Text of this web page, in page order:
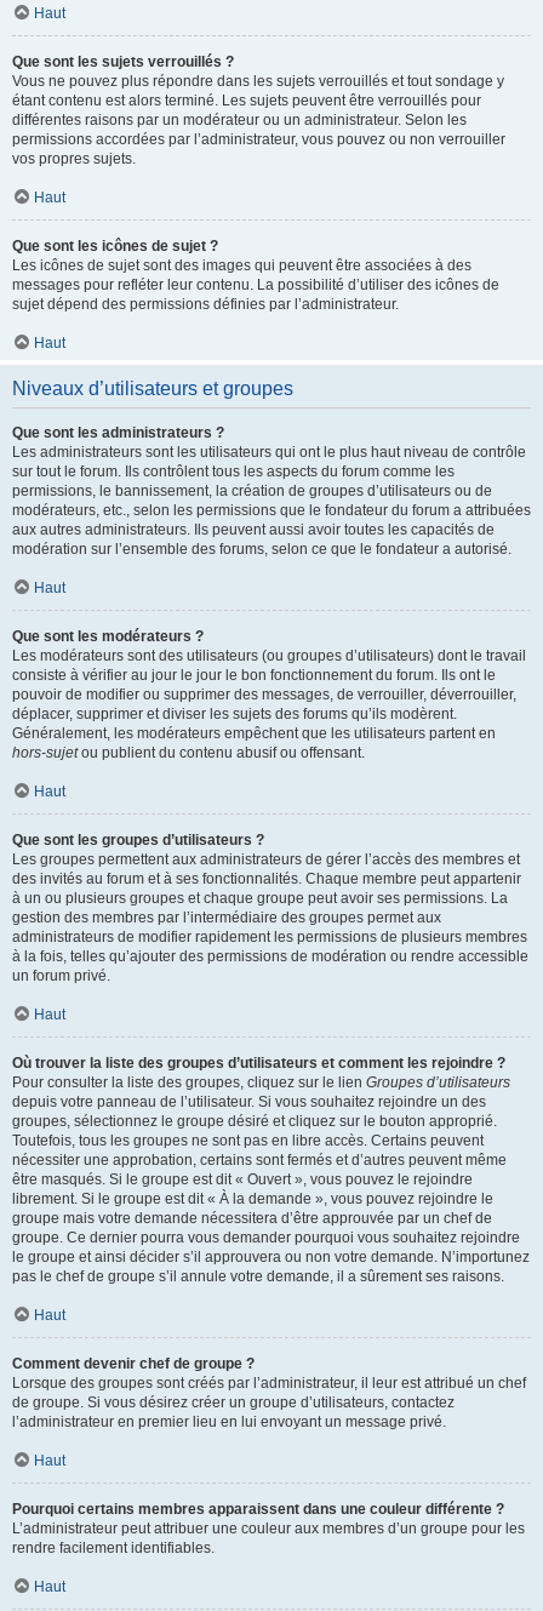
Haut
Que sont les sujets verrouillés ?
Vous ne pouvez plus répondre dans les sujets verrouillés et tout sondage y
étant contenu est alors terminé. Les sujets peuvent être verrouillés pour
différentes raisons par un modérateur ou un administrateur. Selon les
permissions accordées par l’administrateur, vous pouvez ou non verrouiller
vos propres sujets.
Haut
Que sont les icônes de sujet ?
Les icônes de sujet sont des images qui peuvent être associées à des
messages pour refléter leur contenu. La possibilité d’utiliser des icônes de
sujet dépend des permissions définies par l’administrateur.
Haut
Niveaux d’utilisateurs et groupes
Que sont les administrateurs ?
Les administrateurs sont les utilisateurs qui ont le plus haut niveau de contrôle
sur tout le forum. Ils contrôlent tous les aspects du forum comme les
permissions, le bannissement, la création de groupes d’utilisateurs ou de
modérateurs, etc., selon les permissions que le fondateur du forum a attribuées
aux autres administrateurs. Ils peuvent aussi avoir toutes les capacités de
modération sur l’ensemble des forums, selon ce que le fondateur a autorisé.
Haut
Que sont les modérateurs ?
Les modérateurs sont des utilisateurs (ou groupes d’utilisateurs) dont le travail
consiste à vérifier au jour le jour le bon fonctionnement du forum. Ils ont le
pouvoir de modifier ou supprimer des messages, de verrouiller, déverrouiller,
déplacer, supprimer et diviser les sujets des forums qu’ils modèrent.
Généralement, les modérateurs empêchent que les utilisateurs partent en
hors-sujetou publient du contenu abusif ou offensant.
Haut
Que sont les groupes d’utilisateurs ?
Les groupes permettent aux administrateurs de gérer l’accès des membres et
des invités au forum et à ses fonctionnalités. Chaque membre peut appartenir
à un ou plusieurs groupes et chaque groupe peut avoir ses permissions. La
gestion des membres par l’intermédiaire des groupes permet aux
administrateurs de modifier rapidement les permissions de plusieurs membres
à la fois, telles qu’ajouter des permissions de modération ou rendre accessible
un forum privé.
Haut
Où trouver la liste des groupes d’utilisateurs et comment les rejoindre ?
Pour consulter la liste des groupes, cliquez sur le lien Groupes d’utilisateurs
depuis votre panneau de l’utilisateur. Si vous souhaitez rejoindre un des
groupes, sélectionnez le groupe désiré et cliquez sur le bouton approprié.
Toutefois, tous les groupes ne sont pas en libre accès. Certains peuvent
nécessiter une approbation, certains sont fermés et d’autres peuvent même
être masqués. Si le groupe est dit « Ouvert », vous pouvez le rejoindre
librement. Si le groupe est dit « À la demande », vous pouvez rejoindre le
groupe mais votre demande nécessitera d’être approuvée par un chef de
groupe. Ce dernier pourra vous demander pourquoi vous souhaitez rejoindre
le groupe et ainsi décider s’il approuvera ou non votre demande. N’importunez
pas le chef de groupe s’il annule votre demande, il a sûrement ses raisons.
Haut
Comment devenir chef de groupe ?
Lorsque des groupes sont créés par l’administrateur, il leur est attribué un chef
de groupe. Si vous désirez créer un groupe d’utilisateurs, contactez
l’administrateur en premier lieu en lui envoyant un message privé.
Haut
Pourquoi certains membres apparaissent dans une couleur différente ?
L’administrateur peut attribuer une couleur aux membres d’un groupe pour les
rendre facilement identifiables.
Haut